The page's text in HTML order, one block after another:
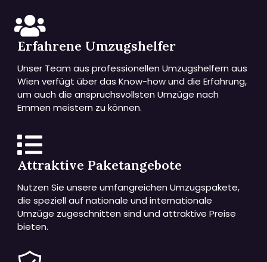
Erfahrene Umzugshelfer
Unser Team aus professionellen Umzugshelfern aus
Wien verfügt über das Know-how und die Erfahrung,
um auch die anspruchsvollsten Umzüge nach
Emmen meistern zu können.
Attraktive Paketangebote
Nutzen Sie unsere umfangreichen Umzugspakete,
die speziell auf nationale und internationale
Umzüge zugeschnitten sind und attraktive Preise
bieten.